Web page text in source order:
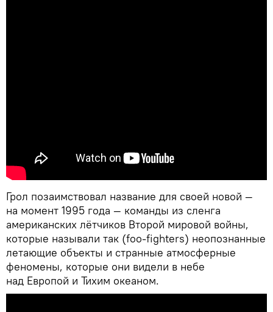
Грол позаимствовал название для своей новой —
на момент 1995 года — команды из сленга
американских лётчиков Второй мировой войны,
которые называли так (foo-fighters) неопознанные
летающие объекты и странные атмосферные
феномены, которые они видели в небе
над Европой и Тихим океаном.